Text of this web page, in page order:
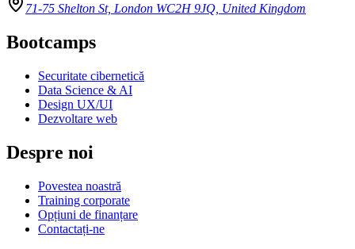
71-75 Shelton St, London WC2H 9JQ, United Kingdom
Bootcamps
Securitate cibernetică
Data Science & AI
Design UX/UI
Dezvoltare web
Despre noi
Povestea noastră
Training corporate
Opțiuni de finanțare
Contactați-ne